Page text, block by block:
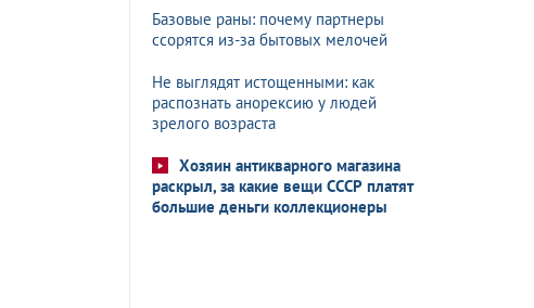
Базовые раны: почему партнеры
ссорятся из-за бытовых мелочей
Не выглядят истощенными: как
распознать анорексию у людей
зрелого возраста
Хозяин антикварного магазина
раскрыл, за какие вещи СССР платят
большие деньги коллекционеры